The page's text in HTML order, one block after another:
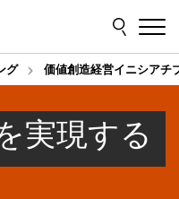
グ 価値創造経営イニシアチ
実現する